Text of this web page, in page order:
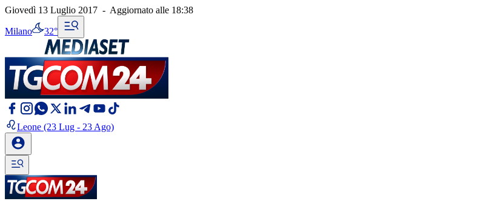
Giovedì 13 Luglio 2017 - Aggiornato alle 18:38
Milano 32°
Leone (23 Lug - 23 Ago)